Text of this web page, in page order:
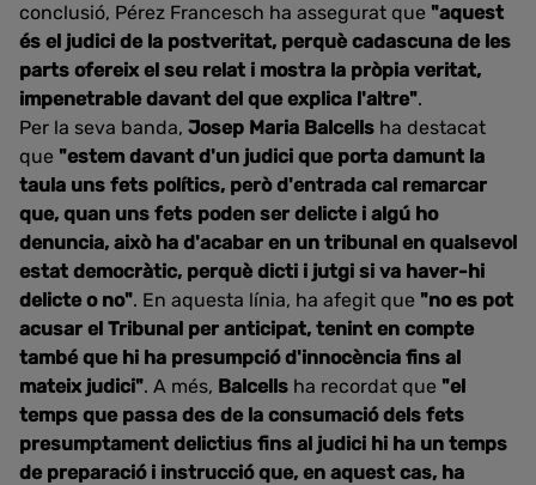
conclusió, Pérez Francesch ha assegurat que "aquest
és el judici de la postveritat, perquè cadascuna de les
parts ofereix el seu relat i mostra la pròpia veritat,
impenetrable davant del que explica l'altre".
Per la seva banda, Josep Maria Balcells ha destacat
que "estem davant d'un judici que porta damunt la
taula uns fets polítics, però d'entrada cal remarcar
que, quan uns fets poden ser delicte i algú ho
denuncia, això ha d'acabar en un tribunal en qualsevol
estat democràtic, perquè dicti i jutgi si va haver-hi
delicte o no". En aquesta línia, ha afegit que "no es pot
acusar el Tribunal per anticipat, tenint en compte
també que hi ha presumpció d'innocència fins al
mateix judici". A més, Balcells ha recordat que "el
temps que passa des de la consumació dels fets
presumptament delictius fins al judici hi ha un temps
de preparació i instrucció que, en aquest cas, ha